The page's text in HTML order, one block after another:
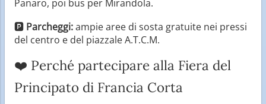
Panaro, poi bus per Mirandola.
🅿️ Parcheggi:ampie aree di sosta gratuite nei pressi
del centro e del piazzale A.T.C.M.
❤️ Perché partecipare alla Fiera del
Principato di Francia Corta